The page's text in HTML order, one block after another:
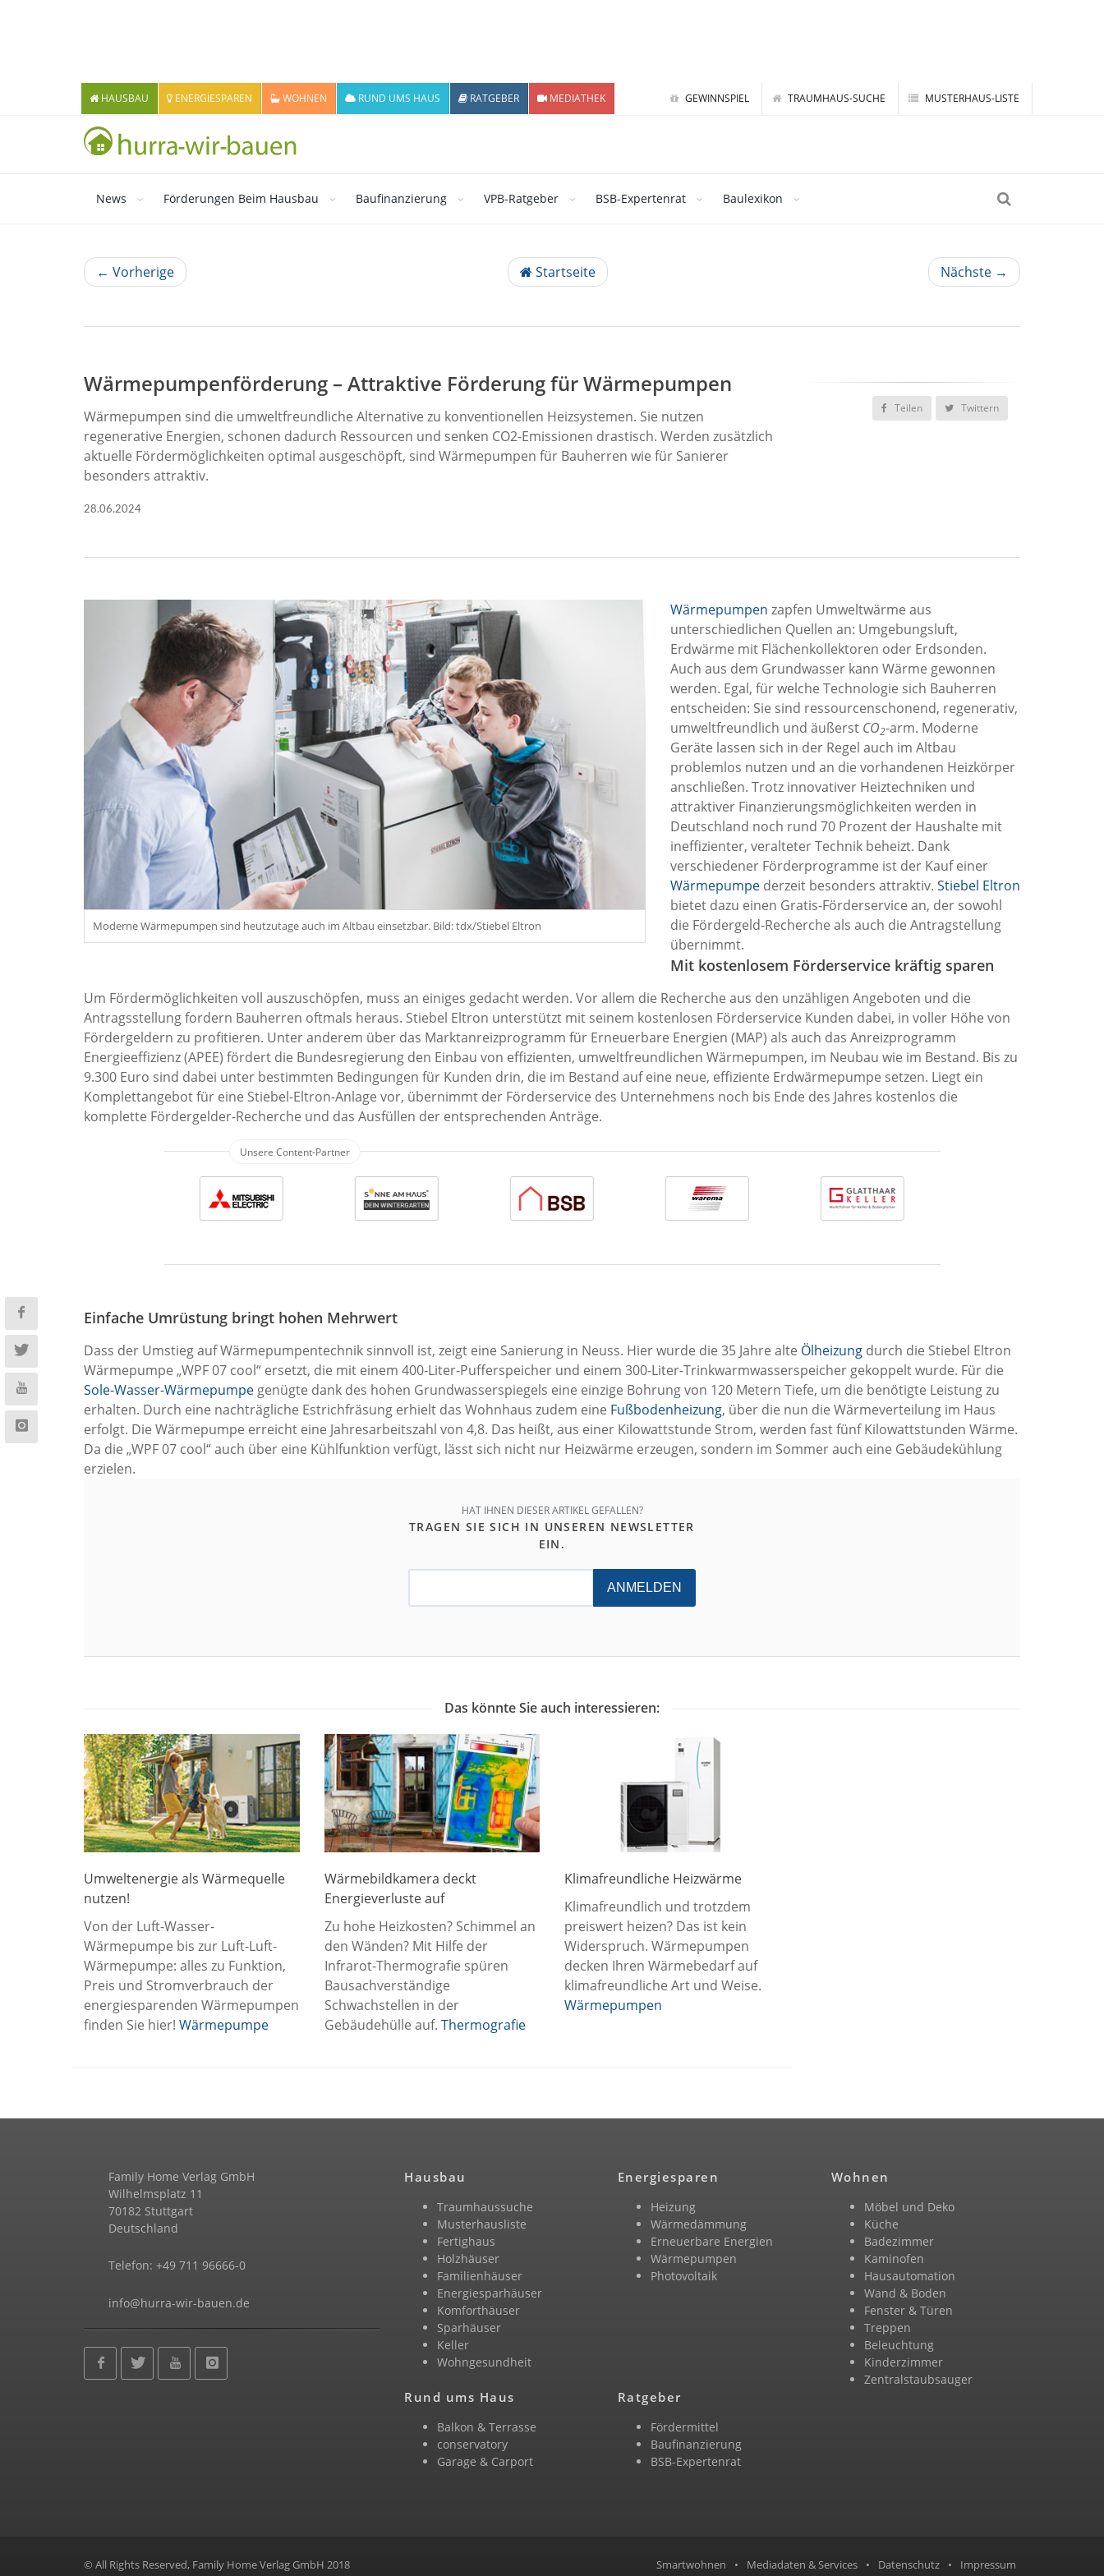
GEWINNSPIEL TRAUMHAUS-SUCHE MUSTERHAUS-LISTE
HAUSBAU ENERGIESPAREN WOHNEN RUND UMS HAUS RATGEBER MEDIATHEK
News Förderungen Beim Hausbau Baufinanzierung VPB-Ratgeber BSB-Expertenrat Baulexikon
← Vorherige Startseite Nächste →
Wärmepumpenförderung – Attraktive Förderung für Wärmepumpen
Wärmepumpen sind die umweltfreundliche Alternative zu konventionellen Heizsystemen. Sie nutzen
regenerative Energien, schonen dadurch Ressourcen und senken CO2-Emissionen drastisch. Werden zusätzlich
aktuelle Fördermöglichkeiten optimal ausgeschöpft, sind Wärmepumpen für Bauherren wie für Sanierer
besonders attraktiv.
28.06.2024
Teilen Twittern
Moderne Wärmepumpen sind heutzutage auch im Altbau einsetzbar. Bild: tdx/Stiebel Eltron
Wärmepumpen zapfen Umweltwärme aus
unterschiedlichen Quellen an: Umgebungsluft,
Erdwärme mit Flächenkollektoren oder Erdsonden.
Auch aus dem Grundwasser kann Wärme gewonnen
werden. Egal, für welche Technologie sich Bauherren
entscheiden: Sie sind ressourcenschonend, regenerativ,
umweltfreundlich und äußerst CO2-arm. Moderne
Geräte lassen sich in der Regel auch im Altbau
problemlos nutzen und an die vorhandenen Heizkörper
anschließen. Trotz innovativer Heiztechniken und
attraktiver Finanzierungsmöglichkeiten werden in
Deutschland noch rund 70 Prozent der Haushalte mit
ineffizienter, veralteter Technik beheizt. Dank
verschiedener Förderprogramme ist der Kauf einer
Wärmepumpe derzeit besonders attraktiv. Stiebel Eltron
bietet dazu einen Gratis-Förderservice an, der sowohl
die Fördergeld-Recherche als auch die Antragstellung
übernimmt.
Mit kostenlosem Förderservice kräftig sparen
Um Fördermöglichkeiten voll auszuschöpfen, muss an einiges gedacht werden. Vor allem die Recherche aus den unzähligen Angeboten und die
Antragsstellung fordern Bauherren oftmals heraus. Stiebel Eltron unterstützt mit seinem kostenlosen Förderservice Kunden dabei, in voller Höhe von
Fördergeldern zu profitieren. Unter anderem über das Marktanreizprogramm für Erneuerbare Energien (MAP) als auch das Anreizprogramm
Energieeffizienz (APEE) fördert die Bundesregierung den Einbau von effizienten, umweltfreundlichen Wärmepumpen, im Neubau wie im Bestand. Bis zu
9.300 Euro sind dabei unter bestimmten Bedingungen für Kunden drin, die im Bestand auf eine neue, effiziente Erdwärmepumpe setzen. Liegt ein
Komplettangebot für eine Stiebel-Eltron-Anlage vor, übernimmt der Förderservice des Unternehmens noch bis Ende des Jahres kostenlos die
komplette Fördergelder-Recherche und das Ausfüllen der entsprechenden Anträge.
Einfache Umrüstung bringt hohen Mehrwert
Dass der Umstieg auf Wärmepumpentechnik sinnvoll ist, zeigt eine Sanierung in Neuss. Hier wurde die 35 Jahre alte Ölheizung durch die Stiebel Eltron
Wärmepumpe „WPF 07 cool“ ersetzt, die mit einem 400-Liter-Pufferspeicher und einem 300-Liter-Trinkwarmwasserspeicher gekoppelt wurde. Für die
Sole-Wasser-Wärmepumpe genügte dank des hohen Grundwasserspiegels eine einzige Bohrung von 120 Metern Tiefe, um die benötigte Leistung zu
erhalten. Durch eine nachträgliche Estrichfräsung erhielt das Wohnhaus zudem eine Fußbodenheizung, über die nun die Wärmeverteilung im Haus
erfolgt. Die Wärmepumpe erreicht eine Jahresarbeitszahl von 4,8. Das heißt, aus einer Kilowattstunde Strom, werden fast fünf Kilowattstunden Wärme.
Da die „WPF 07 cool“ auch über eine Kühlfunktion verfügt, lässt sich nicht nur Heizwärme erzeugen, sondern im Sommer auch eine Gebäudekühlung
erzielen.
HAT IHNEN DIESER ARTIKEL GEFALLEN?
TRAGEN SIE SICH IN UNSEREN NEWSLETTER
EIN.
ANMELDEN
Das könnte Sie auch interessieren:
Umweltenergie als Wärmequelle
nutzen!
Von der Luft-Wasser-
Wärmepumpe bis zur Luft-Luft-
Wärmepumpe: alles zu Funktion,
Preis und Stromverbrauch der
energiesparenden Wärmepumpen
finden Sie hier! Wärmepumpe
Wärmebildkamera deckt
Energieverluste auf
Zu hohe Heizkosten? Schimmel an
den Wänden? Mit Hilfe der
Infrarot-Thermografie spüren
Bausachverständige
Schwachstellen in der
Gebäudehülle auf. Thermografie
Klimafreundliche Heizwärme
Klimafreundlich und trotzdem
preiswert heizen? Das ist kein
Widerspruch. Wärmepumpen
decken Ihren Wärmebedarf auf
klimafreundliche Art und Weise.
Wärmepumpen
Family Home Verlag GmbH
Wilhelmsplatz 11
70182 Stuttgart
Deutschland
Telefon: +49 711 96666-0
info@hurra-wir-bauen.de
Hausbau
Traumhaussuche
Musterhausliste
Fertighaus
Holzhäuser
Familienhäuser
Energiesparhäuser
Komforthäuser
Sparhäuser
Keller
Wohngesundheit
Energiesparen
Heizung
Wärmedämmung
Erneuerbare Energien
Wärmepumpen
Photovoltaik
Wohnen
Möbel und Deko
Küche
Badezimmer
Kaminofen
Hausautomation
Wand & Boden
Fenster & Türen
Treppen
Beleuchtung
Kinderzimmer
Zentralstaubsauger
Rund ums Haus
Balkon & Terrasse
conservatory
Garage & Carport
Ratgeber
Fördermittel
Baufinanzierung
BSB-Expertenrat
Smartwohnen • Mediadaten & Services • Datenschutz • Impressum
© All Rights Reserved, Family Home Verlag GmbH 2018